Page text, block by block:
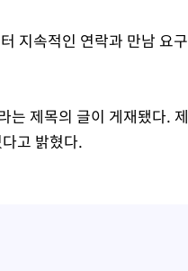
지속적인 연락과 만남 요구
는 제목의 글이 게재됐다. 제
고 밝혔다.